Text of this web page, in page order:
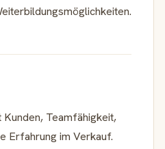
Kunden, Teamfähigkeit,
Erfahrung im Verkauf.